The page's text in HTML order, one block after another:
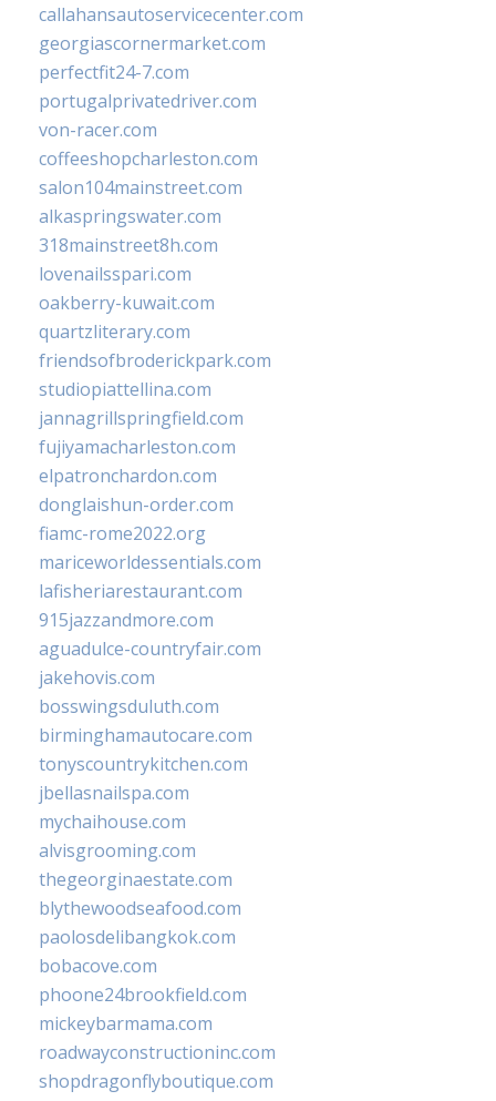
callahansautoservicecenter.com
georgiascornermarket.com
perfectfit24-7.com
portugalprivatedriver.com
von-racer.com
coffeeshopcharleston.com
salon104mainstreet.com
alkaspringswater.com
318mainstreet8h.com
lovenailsspari.com
oakberry-kuwait.com
quartzliterary.com
friendsofbroderickpark.com
studiopiattellina.com
jannagrillspringfield.com
fujiyamacharleston.com
elpatronchardon.com
donglaishun-order.com
fiamc-rome2022.org
mariceworldessentials.com
lafisheriarestaurant.com
915jazzandmore.com
aguadulce-countryfair.com
jakehovis.com
bosswingsduluth.com
birminghamautocare.com
tonyscountrykitchen.com
jbellasnailspa.com
mychaihouse.com
alvisgrooming.com
thegeorginaestate.com
blythewoodseafood.com
paolosdelibangkok.com
bobacove.com
phoone24brookfield.com
mickeybarmama.com
roadwayconstructioninc.com
shopdragonflyboutique.com